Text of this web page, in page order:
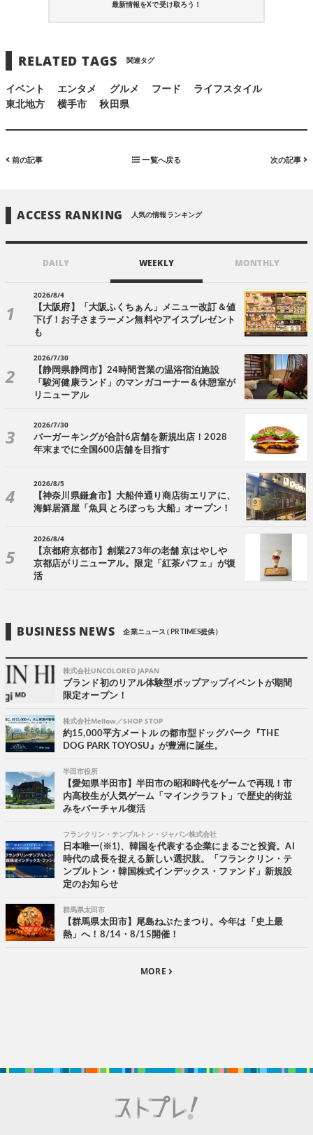
最新情報をXで受け取ろう！
RELATED TAGS 関連タグ
イベント エンタメ グルメ フード
ライフスタイル
東北地方
横手市 秋田県
前の記事 一覧へ戻る 次の記事
ACCESS RANKING 人気の情報ランキング
DAILY WEEKLY MONTHLY
2026/8/4
【大阪府】「大阪ふくちぁん」メニュー改訂＆値
下げ！お子さまラーメン無料やアイスプレゼント
も
2026/7/30
【静岡県静岡市】24時間営業の温浴宿泊施設
「駿河健康ランド」のマンガコーナー＆休憩室が
リニューアル
2026/7/30
バーガーキングが合計6店舗を新規出店！2028
年末までに全国600店舗を目指す
2026/8/5
【神奈川県鎌倉市】大船仲通り商店街エリアに、
海鮮居酒屋「魚貝 とろぼっち 大船」オープン！
2026/8/4
【京都府京都市】創業273年の老舗 京はやしや
京都店がリニューアル。限定「紅茶パフェ」が復
活
BUSINESS NEWS 企業ニュース ( PR TIMES提供 )
株式会社UNCOLORED JAPAN
ブランド初のリアル体験型ポップアップイベントが期間
限定オープン！
株式会社Mellow／SHOP STOP
約15,000平方メートル の都市型ドッグパーク『THE
DOG PARK TOYOSU』が豊洲に誕生。
半田市役所
【愛知県半田市】半田市の昭和時代をゲームで再現！市
内高校生が人気ゲーム「マインクラフト」で歴史的街並
みをバーチャル復活
フランクリン・テンプルトン・ジャパン株式会社
日本唯一(※1)、韓国を代表する企業にまるごと投資。AI
時代の成長を捉える新しい選択肢。「フランクリン・テ
ンプルトン・韓国株式インデックス・ファンド」新規設
定のお知らせ
群馬県太田市
【群馬県太田市】尾島ねぷたまつり。今年は「史上最
熱」へ！8/14・8/15開催！
MORE